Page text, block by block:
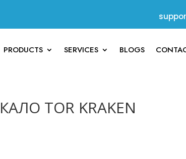
PRODUCTS SERVICES BLOGS
TOR KRAKEN